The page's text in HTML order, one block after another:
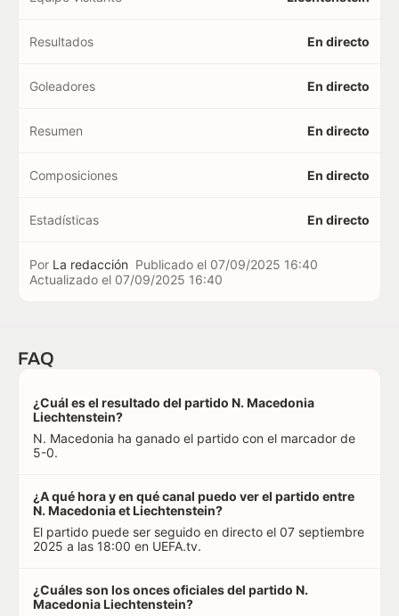
Resultados En directo
Goleadores En directo
Resumen En directo
Composiciones En directo
Estadísticas En directo
Por La redacción Publicado el 07/09/2025 16:40
Actualizado el 07/09/2025 16:40
FAQ
¿Cuál es el resultado del partido N. Macedonia
Liechtenstein?
N. Macedonia ha ganado el partido con el marcador de
5-0.
¿A qué hora y en qué canal puedo ver el partido entre
N. Macedonia et Liechtenstein?
El partido puede ser seguido en directo el 07 septiembre
2025 a las 18:00 en UEFA.tv.
¿Cuáles son los onces oficiales del partido N.
Macedonia Liechtenstein?